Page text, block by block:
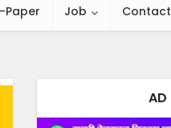
Paper Job Contact
AD